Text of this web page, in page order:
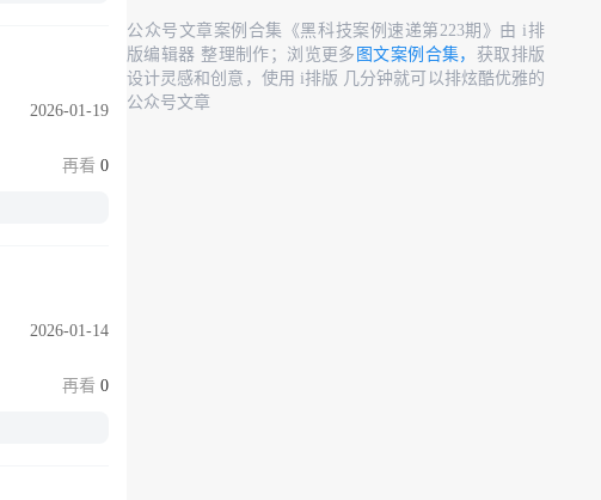
2026-01-19
0
2026-01-14
0
公众号文章案例合集《黑科技案例速递第223期》由 i排
版编辑器 整理制作；浏览更多 图文案例合集， 获取排版
设计灵感和创意，使用 i排版 几分钟就可以排炫酷优雅的
公众号文章